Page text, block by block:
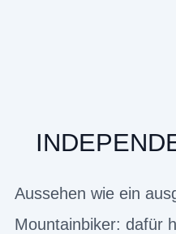
Aussehen wie ein
Mountainbiker: dafür